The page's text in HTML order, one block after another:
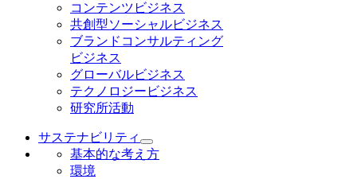
コンテンツビジネス
共創型ソーシャルビジネス
ブランドコンサルティング
ビジネス
グローバルビジネス
テクノロジービジネス
研究所活動
サステナビリティ
基本的な考え方
環境